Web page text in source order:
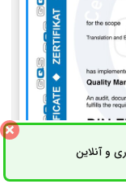
و آنلاینثبت سفارش